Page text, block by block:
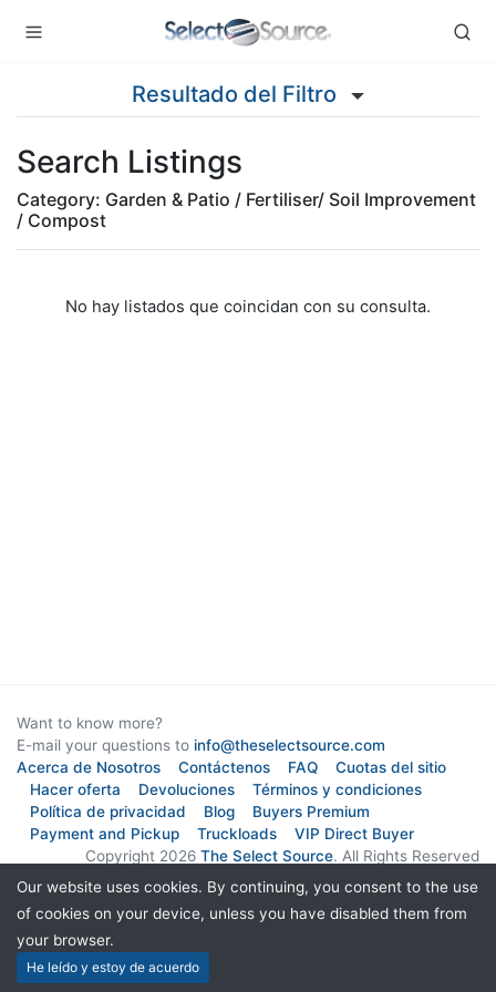
Resultado del Filtro
Search Listings
Category: Garden & Patio / Fertiliser/ Soil Improvement
/ Compost
No hay listados que coincidan con su consulta.
Want to know more?
E-mail your questions to info@theselectsource.com
Acerca de Nosotros
Contáctenos FAQ
Cuotas del sitio
Hacer oferta
Devoluciones
Términos y condiciones
Política de privacidad
Blog
Buyers Premium
Payment and Pickup
Truckloads
VIP Direct Buyer
Copyright 2026 The Select Source. All Rights Reserved
Suscríbase a nuestro boletín
Our website uses cookies. By continuing, you consent to the use
of cookies on your device, unless you have disabled them from
your browser.
He leído y estoy de acuerdo
Live Chat Software